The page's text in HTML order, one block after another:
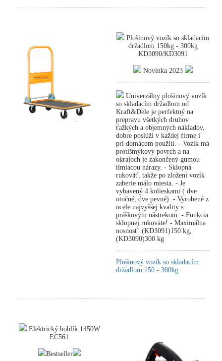
Plošinový vozík so skladacím
držadlom 150kg - 300kg
KD3090/KD3091
Novinka 2023
Univerzálny plošinový vozík
so skladacím držadlom od
Kraft&Dele je perfektný na
prepravu všetkých druhov
ťažkých a objemných nákladov,
dobre poslúži v každej firme i
pri domácom použití. - Vozík má
protišmykový povrch a na
okrajoch je zakončený gumou
tlmiacou nárazy. - Sklopná
rukoväť, takže po zložení vozík
zaberie málo miesta. - Je
vybavený 4 kolieskami ( dve
otočné, dve pevné). - Vyrobené z
ocele najvyššej kvality s
práškovým nástrekom. - Funkcia
sklopnej rukoväte! - Maximálna
nosnosť: (KD3091)150 kg,
(KD3090)300 kg
Plošinový vozík so skladacím
držadlom 150 - 300kg
Elektrický hoblík 1450W
EC561
Bestseller